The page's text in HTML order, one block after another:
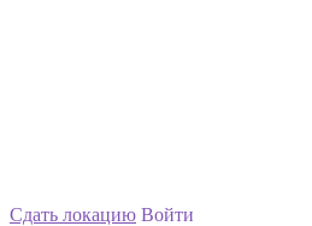
Сдать локацию Войти